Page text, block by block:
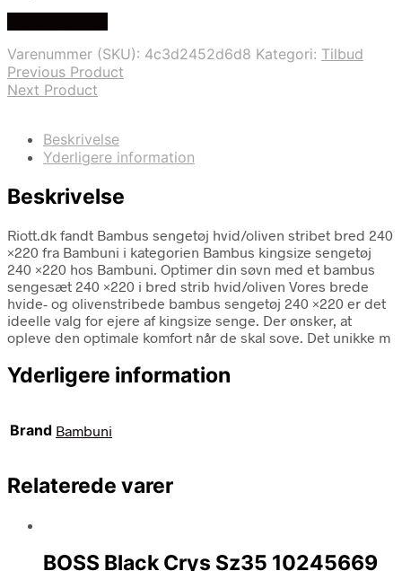
Varenummer (SKU): 4c3d2452d6d8 Kategori: Tilbud
Previous Product
Next Product
Beskrivelse
Yderligere information
Beskrivelse
Riott.dk fandt Bambus sengetøj hvid/oliven stribet bred 240
×220 fra Bambuni i kategorien Bambus kingsize sengetøj
240 ×220 hos Bambuni. Optimer din søvn med et bambus
sengesæt 240 ×220 i bred strib hvid/oliven Vores brede
hvide- og olivenstribede bambus sengetøj 240 ×220 er det
ideelle valg for ejere af kingsize senge. Der ønsker, at
opleve den optimale komfort når de skal sove. Det unikke m
Yderligere information
Brand Bambuni
Relaterede varer
BOSS Black Crys Sz35 10245669